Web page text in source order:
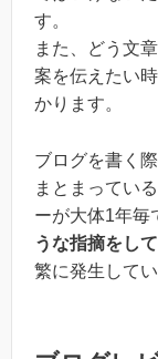
す。
また、どう文
案を伝えたい
かります。
ブログを書く
まとまってい
ーが大体1年毎
うな指摘をし
繁に発生してい